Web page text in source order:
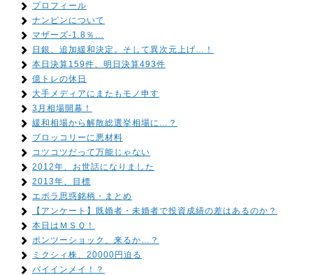
プロフィール
ナンピンについて
マザーズ-1.8％…
日銀、追加緩和決定。そして異次元上げ…！
本日決算159件、明日決算493件
億トレの休日
大手メディアにまたもモノ申す
3月相場開幕！
緩和相場から解散総選挙相場に…？
ブロッコリーに悪材料
コツコツだって万能じゃない
2012年、お世話になりました
2013年、目標
エボラ思惑銘柄・まとめ
【アンケート】既婚者・未婚者で投資成績の差はあるのか？
本日はＭＳＱ！
ポンツーショック、来るか…？
ミクシィ株、20000円迫る
バイインメイ！？